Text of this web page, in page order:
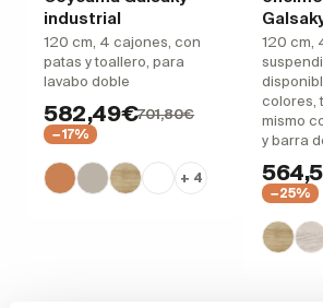
industrial
120 cm, 4 cajones, con
patas y toallero, para
lavabo doble
582,49€701,80€
−17%
+ 4
120 cm,
colores,
mismo
y barra
−25%